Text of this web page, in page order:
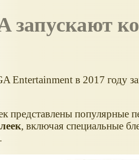
Entertainment в 2017 году
представлены популярные
, включая специальные